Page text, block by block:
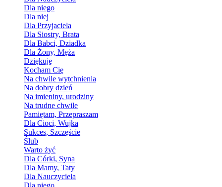
Dla niego
Dla niej
Dla Przyjaciela
Dla Siostry, Brata
Dla Babci, Dziadka
Dla Żony, Męża
Dziękuję
Kocham Cię
Na chwile wytchnienia
Na dobry dzień
Na imieniny, urodziny
Na trudne chwile
Pamiętam, Przepraszam
Dla Cioci, Wujka
Sukces, Szczęście
Ślub
Warto żyć
Dla Córki, Syna
Dla Mamy, Taty
Dla Nauczyciela
Dla niego